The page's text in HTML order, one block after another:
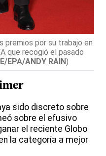
premios por su trabajo en
que recogió el pasado
EPA/ANDY RAIN)
sido discreto sobre
sobre el efusivo
el reciente Globo
en la categoría a mejor